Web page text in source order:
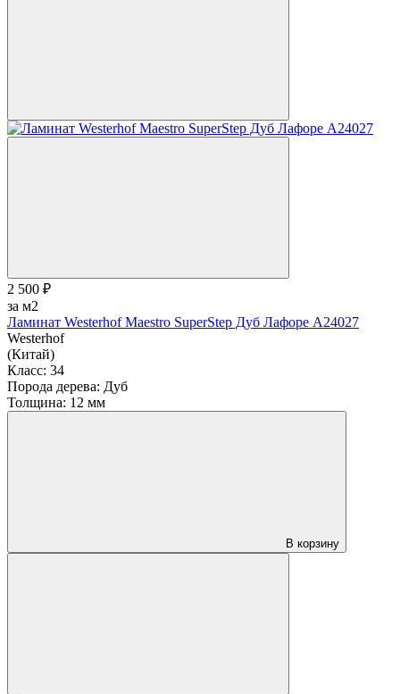
2 500 ₽
за м2
Ламинат Westerhof Maestro SuperStep Дуб Лафоре A24027
Westerhof
(Китай)
Класс: 34
Порода дерева: Дуб
Толщина: 12 мм
В корзину